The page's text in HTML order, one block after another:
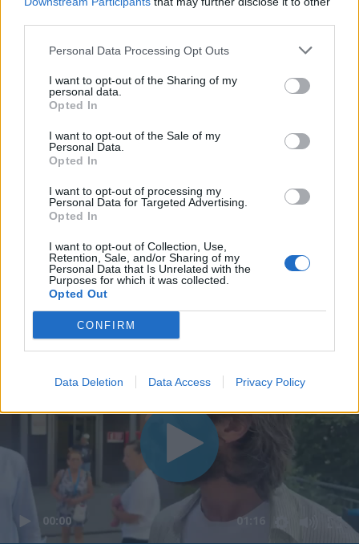
Personal Data Processing Opt Outs
I want to opt-out of the Sharing of my
personal data.
Opted In
I want to opt-out of the Sale of my
Personal Data.
Opted In
I want to opt-out of processing my
Personal Data for Targeted Advertising.
Opted In
I want to opt-out of Collection, Use,
Retention, Sale, and/or Sharing of my
Personal Data that Is Unrelated with the
Purposes for which it was collected.
Opted Out
CONFIRM
Data Deletion Data Access Privacy Policy
00:00 01:16